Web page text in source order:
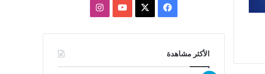
فيسبوك يوتيوبانستقرام
الأكثر مشاهدة